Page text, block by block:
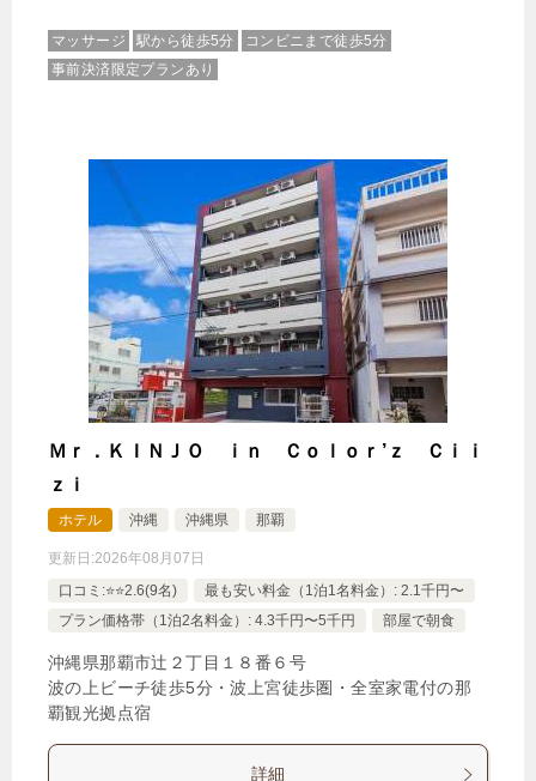
マッサージ 駅から徒歩5分
コンビニまで徒歩5分
事前決済限定プランあり
Ｍｒ．ＫＩＮＪＯ ｉｎ Ｃｏｌｏｒ’ｚ Ｃｉｉ
ｚｉ
ホテル 沖縄 沖縄県 那覇
更新日:2026年08月07日
口コミ:⭐️⭐️2.6(9名)
最も安い料金（1泊1名料金）: 2.1千円〜
プラン価格帯（1泊2名料金）: 4.3千円〜5千円
部屋で朝食
沖縄県那覇市辻２丁目１８番６号
波の上ビーチ徒歩5分・波上宮徒歩圏・全室家電付の那
覇観光拠点宿
詳細